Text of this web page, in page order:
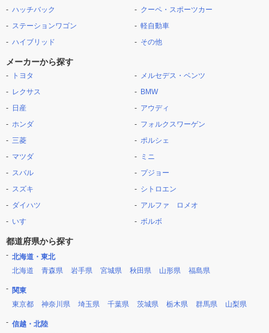
ハッチバック
ステーションワゴン
ハイブリッド
クーペ・スポーツカー
軽自動車
その他
メーカーから探す
トヨタ
レクサス
日産
ホンダ
三菱
マツダ
スバル
スズキ
ダイハツ
いすゞ
メルセデス・ベンツ
BMW
アウディ
フォルクスワーゲン
ポルシェ
ミニ
プジョー
シトロエン
アルファ ロメオ
ボルボ
都道府県から探す
北海道・東北
北海道
青森県 岩手県 宮城県 秋田県 山形県 福島県
関東
東京都
神奈川県 埼玉県 千葉県 茨城県 栃木県 群馬県 山梨県
信越・北陸